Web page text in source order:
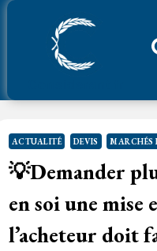
Aller
ACTUALITÉ DEVIS MARCHÉS
💡Demander
en soi une mise
l’acheteur doit